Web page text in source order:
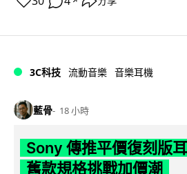
3C科技 流動音樂 音樂耳機
藍骨 18 小時
Sony 傳推平價復刻版
舊款規格挑戰加價潮